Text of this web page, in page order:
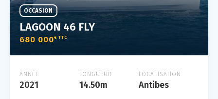
LAGOON 46 FLY
680 000€ TTC
OCCASION
ANNÉE
2021
LONGUEUR
14.50m
LOCALISATION
Antibes